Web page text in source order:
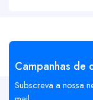
Campanhas de
Subscreva a nossa